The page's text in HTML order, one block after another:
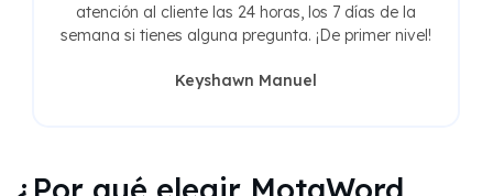
atención al cliente las 24 horas, los 7 días de la
semana si tienes alguna pregunta. ¡De primer nivel!
Keyshawn Manuel